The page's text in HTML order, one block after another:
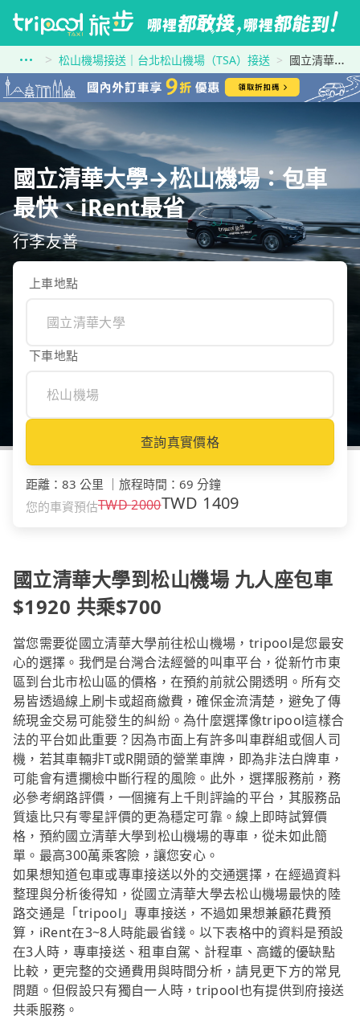
松山機場接送｜台北松山機場（TSA）接送 國立清華大學到松山機場
國立清華大學→松山機場：包車
最快、iRent最省
行李友善
上車地點
下車地點
查詢真實價格
距離 ： 83 公里 旅程時間 ： 69 分鐘
您的車資預估TWD2000TWD 1409
國立清華大學到松山機場 九人座包車
$1920 共乘$700
當您需要從國立清華大學前往松山機場，tripool是您最安
心的選擇。我們是台灣合法經營的叫車平台，從新竹市東
區到台北市松山區的價格，在預約前就公開透明。所有交
易皆透過線上刷卡或超商繳費，確保金流清楚，避免了傳
統現金交易可能發生的糾紛。為什麼選擇像tripool這樣合
法的平台如此重要？因為市面上有許多叫車群組或個人司
機，若其車輛非T或R開頭的營業車牌，即為非法白牌車，
可能會有遭攔檢中斷行程的風險。此外，選擇服務前，務
必參考網路評價，一個擁有上千則評論的平台，其服務品
質遠比只有零星評價的更為穩定可靠。線上即時試算價
格，預約國立清華大學到松山機場的專車，從未如此簡
單。最高300萬乘客險，讓您安心。
如果想知道包車或專車接送以外的交通選擇，在經過資料
整理與分析後得知，從國立清華大學去松山機場最快的陸
路交通是「tripool」專車接送，不過如果想兼顧花費預
算，iRent在3~8人時能最省錢。以下表格中的資料是預設
在3人時，專車接送、租車自駕、計程車、高鐵的優缺點
比較，更完整的交通費用與時間分析，請見更下方的常見
問題。但假設只有獨自一人時，tripool也有提供到府接送
共乘服務。